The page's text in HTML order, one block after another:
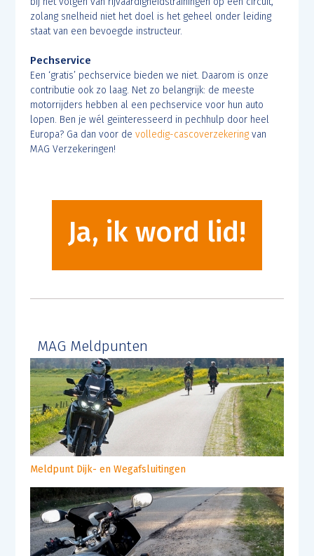
zolang snelheid niet het doel is het geheel onder leiding
staat van een bevoegde instructeur.
Pechservice
Een ‘gratis’ pechservice bieden we niet. Daarom is onze
contributie ook zo laag. Net zo belangrijk: de meeste
motorrijders hebben al een pechservice voor hun auto
lopen. Ben je wél geïnteresseerd in pechhulp door heel
Europa? Ga dan voor de volledig-cascoverzekeringvan
MAG Verzekeringen!
Ja, ik word lid!
MAG Meldpunten
Meldpunt Dijk- en Wegafsluitingen